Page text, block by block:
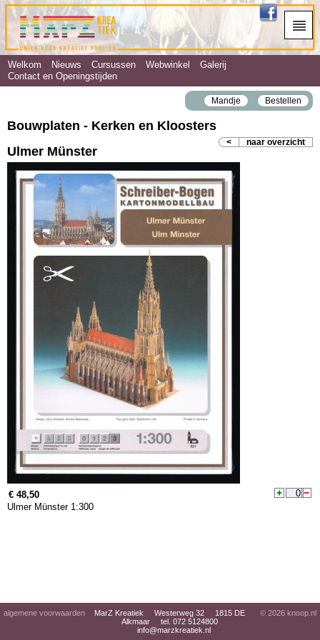
Welkom Nieuws Cursussen Webwinkel
Galerij
Contact en Openingstijden
Mandje Bestellen
Bouwplaten - Kerken en Kloosters
< naar overzicht
Ulmer Münster
€ 48,50
Ulmer Münster 1:300
algemene voorwaarden
MarZ Kreatiek Westerweg 32 1815 DE
Alkmaar tel. 072 5124800
info@marzkreatiek.nl
© 2026 knoop.nl